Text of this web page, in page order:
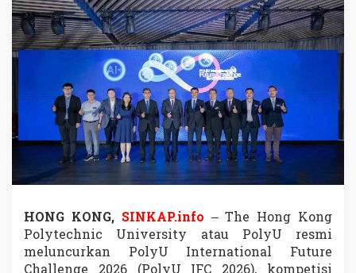
o
m
p
e
t
i
s
i
G
l
o
b
a
A
I
+
2
0
HONG KONG, SINKAP.info –The Hong Kong
Polytechnic University atau PolyU resmi
meluncurkan PolyU International Future